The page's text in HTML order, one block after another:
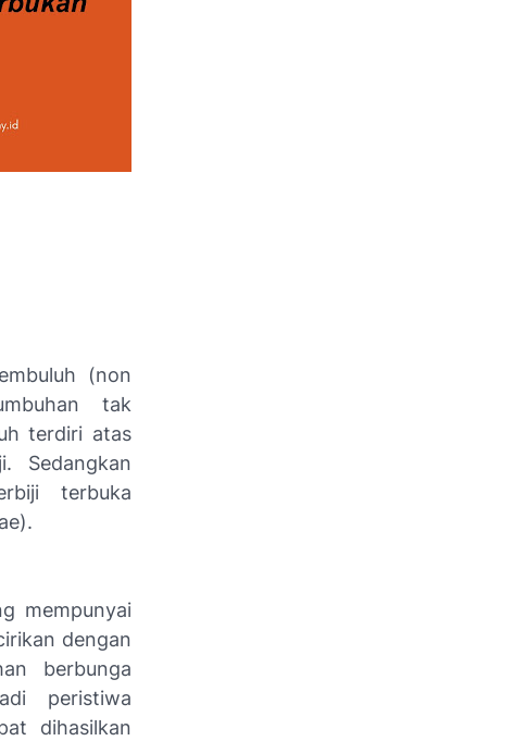
(non
tak
terdiri atas
Sedangkan
terbuka
mempunyai
dengan
berbunga
peristiwa
dihasilkan